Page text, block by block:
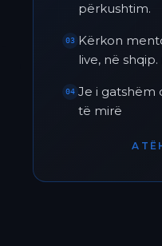
përkushtim.
03 Kërkon
live, në shqip.
04 Je i gatshëm
të mirë